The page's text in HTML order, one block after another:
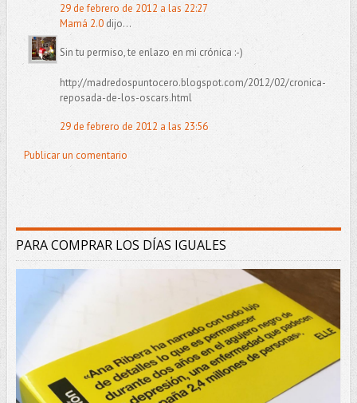
29 de febrero de 2012 a las 22:27
Mamá 2.0dijo...
Sin tu permiso, te enlazo en mi crónica :-)
http://madredospuntocero.blogspot.com/2012/02/cronica-
reposada-de-los-oscars.html
29 de febrero de 2012 a las 23:56
Publicar un comentario
PARA COMPRAR LOS DÍAS IGUALES